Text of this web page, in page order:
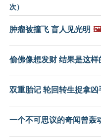
次）
肿瘤被撞飞 盲人见光明 🖼️
偷佛像想发财 结果是这样
双重胎记 轮回转生捉拿凶
一个不可思议的奇闻曾轰